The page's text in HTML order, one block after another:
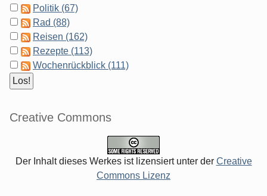
Politik (67)
Rad (88)
Reisen (162)
Rezepte (113)
Wochenrückblick (111)
Creative Commons
Der Inhalt dieses Werkes ist lizensiert unter der Creative
Commons Lizenz